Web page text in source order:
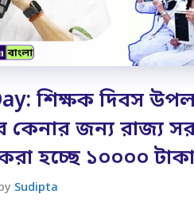
শিক্ষক দিবস
কেনার জন্য রাজ্য
হচ্ছে ১০০০০
Sudipta